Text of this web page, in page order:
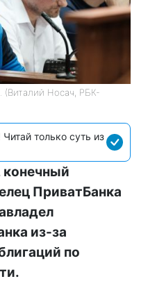
(Виталий Носач, РБК-
только суть из
конечный
ПриватБанка
из-за
по